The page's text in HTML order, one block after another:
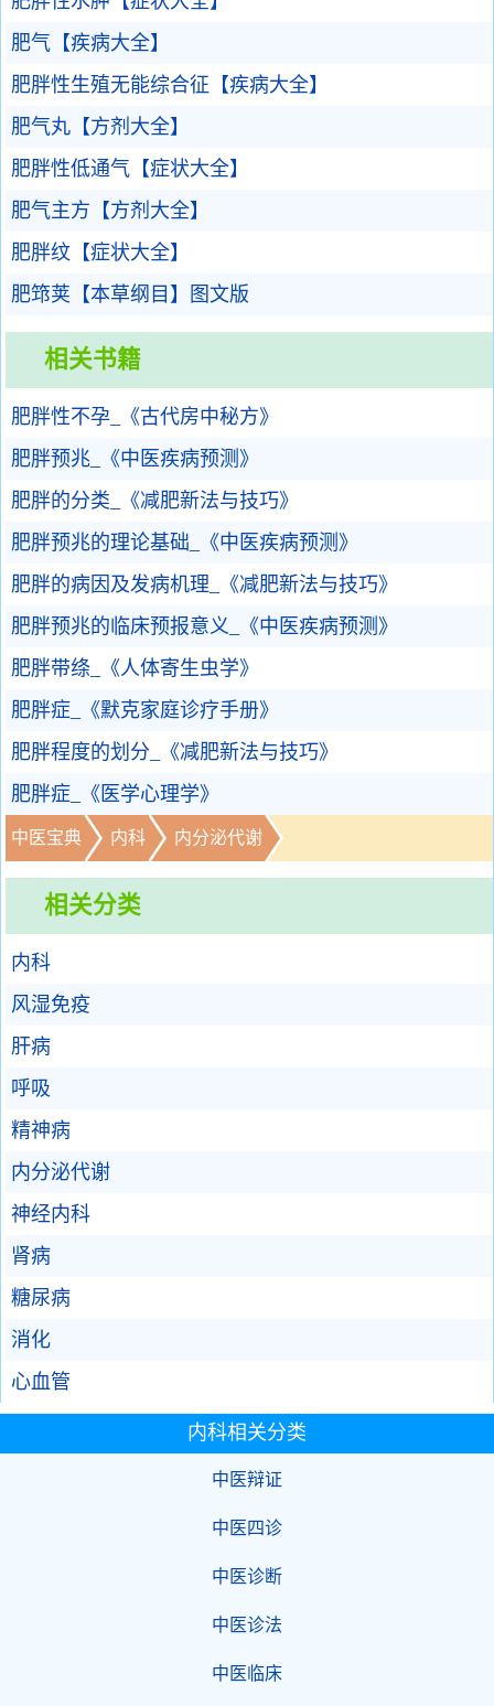
肥气【疾病大全】
肥胖性生殖无能综合征【疾病大全】
肥气丸【方剂大全】
肥胖性低通气【症状大全】
肥气主方【方剂大全】
肥胖纹【症状大全】
肥筇荚【本草纲目】图文版
相关书籍
肥胖性不孕_《古代房中秘方》
肥胖预兆_《中医疾病预测》
肥胖的分类_《减肥新法与技巧》
肥胖预兆的理论基础_《中医疾病预测》
肥胖的病因及发病机理_《减肥新法与技巧》
肥胖预兆的临床预报意义_《中医疾病预测》
肥胖带绦_《人体寄生虫学》
肥胖症_《默克家庭诊疗手册》
肥胖程度的划分_《减肥新法与技巧》
肥胖症_《医学心理学》
中医宝典 内科 内分泌代谢
相关分类
内科
风湿免疫
肝病
呼吸
精神病
内分泌代谢
神经内科
肾病
糖尿病
消化
心血管
内科相关分类
中医辩证
中医四诊
中医诊断
中医诊法
中医临床